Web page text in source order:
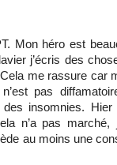
Mon héro est
j’écris des
me rassure car
pas
insomnies.
n’a pas
au moins une